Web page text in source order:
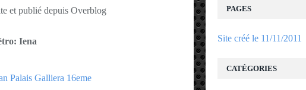
et publié depuis Overblog
Iena
PAGES
Site créé le 11/11/2011
CATÉGORIES